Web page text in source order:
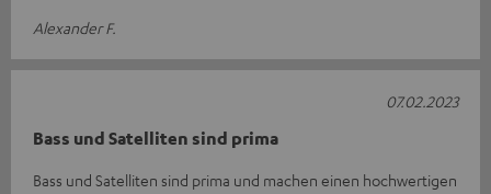
Alexander F.
Bass und Satelliten sind prima
Bass und Satelliten sind prima und machen einen hochwertigen
07.02.2023